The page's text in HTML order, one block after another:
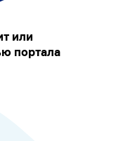
или
портала